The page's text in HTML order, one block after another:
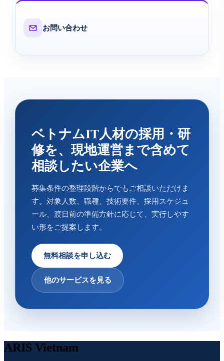
お問い合わせ
ベトナムIT人材の採用・研
修を、現地運営まで含めて
相談したい企業へ
募集条件の整理段階からでもご相談いただけま
す。対象人数、職種、技術要件、採用スケジュ
ール、渡日前の準備方針に応じて、実行しやす
い形をご提案します。
無料相談を申し込む
他のサービスを見る
ARIS Vietnam